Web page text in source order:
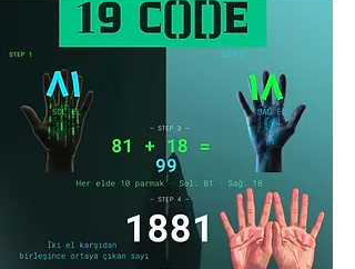
yerinden salat/namaz
konusuna 19 ile cevap veriliyor:
"Ey onaylayanlar, sizden izin
istesinler sözleşmelerle malik
olduklarınız ve erişmemiş bir
erginlikte olanlar, üç geçende:
Fecr Salatından önce ve SÜRE ki
çıkardığınızda giysilerinizi
Zuhurdan ve Akşam Salatından
sonra, üç size b